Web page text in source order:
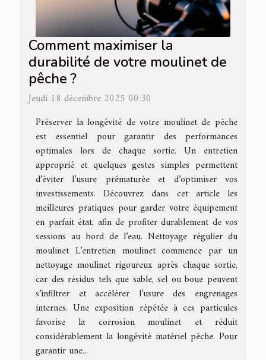
Comment maximiser la
durabilité de votre moulinet de
pêche ?
Jeudi 18 décembre 2025 00:30
Préserver la longévité de votre moulinet de pêche
est essentiel pour garantir des performances
optimales lors de chaque sortie. Un entretien
approprié et quelques gestes simples permettent
d’éviter l’usure prématurée et d’optimiser vos
investissements. Découvrez dans cet article les
meilleures pratiques pour garder votre équipement
en parfait état, afin de profiter durablement de vos
sessions au bord de l’eau. Nettoyage régulier du
moulinet L’entretien moulinet commence par un
nettoyage moulinet rigoureux après chaque sortie,
car des résidus tels que sable, sel ou boue peuvent
s’infiltrer et accélérer l’usure des engrenages
internes. Une exposition répétée à ces particules
favorise la corrosion moulinet et réduit
considérablement la longévité matériel pêche. Pour
garantir une...